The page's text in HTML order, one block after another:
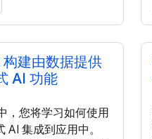
建由数据提供
AI 功能
，您将学习如何使用
AI 集成到应用中。